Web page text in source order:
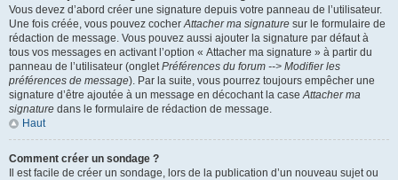
Vous devez d’abord créer une signature depuis votre panneau de l’utilisateur.
Une fois créée, vous pouvez cocherAttacher ma signature sur le formulaire de
rédaction de message. Vous pouvez aussi ajouter la signature par défaut à
tous vos messages en activant l’option « Attacher ma signature » à partir du
panneau de l’utilisateur (ongletPréférences du forum --> Modifier les
préférences de message). Par la suite, vous pourrez toujours empêcher une
signature d’être ajoutée à un message en décochant la caseAttacher ma
signature dans le formulaire de rédaction de message.
Haut
Comment créer un sondage ?
Il est facile de créer un sondage, lors de la publication d’un nouveau sujet ou